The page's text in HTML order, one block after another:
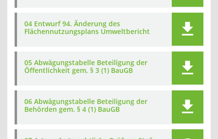
04 Entwurf 94. Änderung des
Flächennutzungsplans Umweltbericht
05 Abwägungstabelle Beteiligung der
Öffentlichkeit gem. § 3 (1) BauGB
06 Abwägungstabelle Beteiligung der
Behörden gem. § 4 (1) BauGB